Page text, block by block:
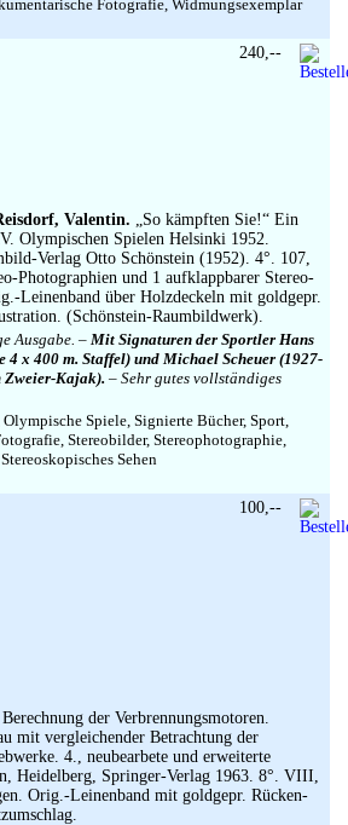
Fotografie, Widmungsexemplar
Valentin. „So kämpften Sie!“ Ein
Olympischen Spielen Helsinki 1952.
Verlag Otto Schönstein (1952). 4°. 107,
Photographien und 1 aufklappbarer Stereo-
Leinenband über Holzdeckeln mit goldgepr.
(Schönstein-Raumbildwerk).
Ausgabe. – Mit Signaturen der Sportler Hans
4 x 400 m. Staffel) und Michael Scheuer (1927-
Zweier-Kajak). – Sehr gutes vollständiges
Spiele, Signierte Bücher, Sport,
Stereobilder, Stereophotographie,
Sehen
240,--
der Verbrennungsmotoren.
mit vergleichender Betrachtung der
4., neubearbete und erweiterte
Heidelberg, Springer-Verlag 1963. 8°. VIII,
Orig.-Leinenband mit goldgepr. Rücken-
100,--